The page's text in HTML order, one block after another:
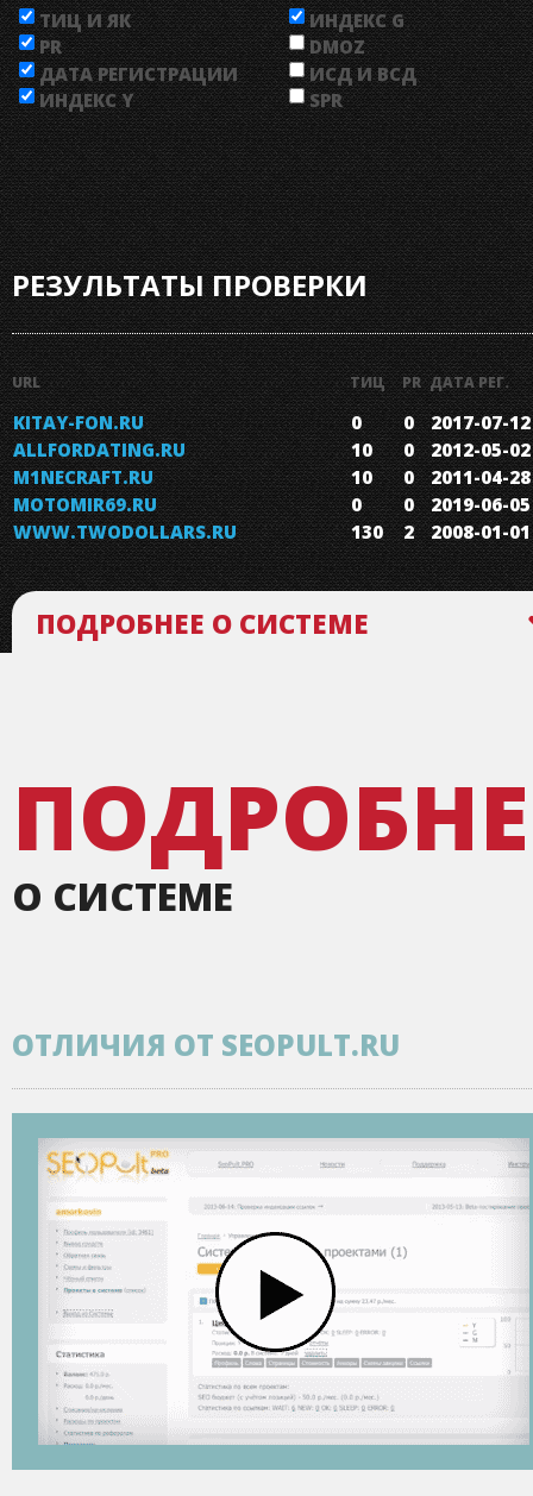
ТИЦ И ЯК
PR
ДАТА РЕГИСТРАЦИИ
ИНДЕКС Y
ИНДЕКС G
DMOZ
ИСД И ВСД
SPR
РЕЗУЛЬТАТЫ ПРОВЕРКИ
URL ТИЦ PR ДАТА РЕГ.
KITAY-FON.RU 0 0
2017-07-12
ALLFORDATING.RU
10 0
2012-05-02
M1NECRAFT.RU
10 0
2011-04-28
MOTOMIR69.RU
0 0
2019-06-05
WWW.TWODOLLARS.RU
130 2 2008-01-01
ПОДРОБНЕЕ О СИСТЕМЕ
О СИСТЕМЕ
ОТЛИЧИЯ ОТ SEOPULT.RU